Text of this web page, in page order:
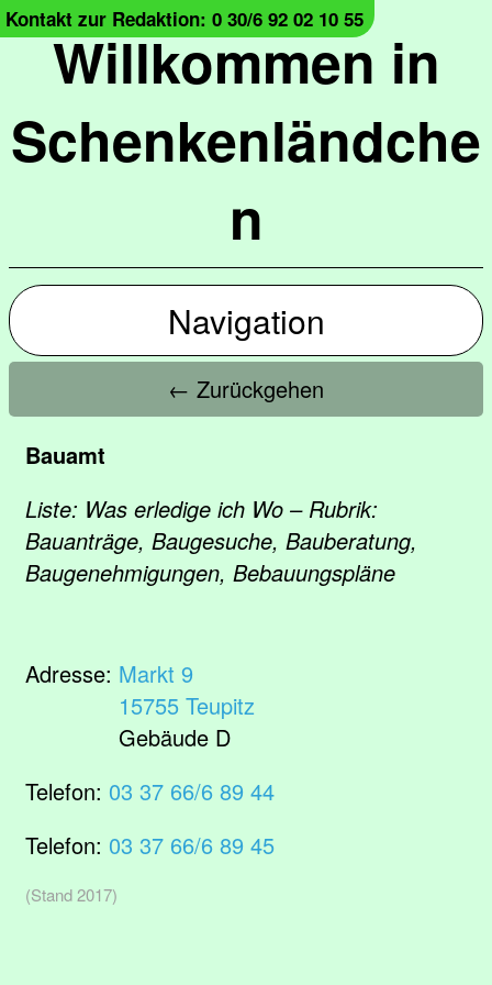
Willkommen in
Schenkenländche
n
Kontakt zur Redaktion: 0 30/6 92 02 10 55
Navigation
← Zurückgehen
Bauamt
Liste: Was erledige ich Wo – Rubrik:
Bauanträge, Baugesuche, Bauberatung,
Baugenehmigungen, Bebauungspläne
Adresse: Markt 9
15755 Teupitz
Gebäude D
Telefon: 03 37 66/6 89 44
Telefon: 03 37 66/6 89 45
(Stand 2017)